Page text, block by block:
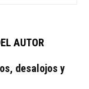
AUTOR
desalojos y